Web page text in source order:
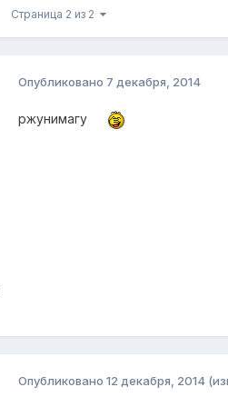
Страница 2 из 2
Опубликовано 7 декабря, 2014
ржунимагу
Опубликовано 12 декабря, 2014